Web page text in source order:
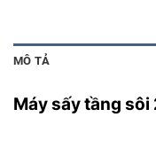
MÔ TẢ
Máy sấy tầng